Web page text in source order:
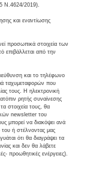
Ν.4624/2019).
και εναντίωσης
προσωπικά στοιχεία των
επιβάλλεται από την
και το τηλέφωνο
ταχυμεταφορών που
τους. Η ηλεκτρονική
ρητής συναίνεσης
στοιχεία τους, θα
newsletter του
μπορεί να διακόψει ανά
ή στέλνοντας μας
ότι θα διαγράψει τα
και δεν θα λάβετε
προωθητικές ενέργειες).